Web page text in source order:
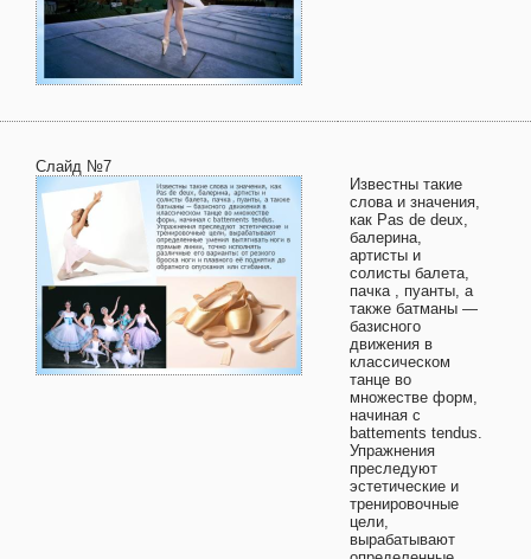
Слайд №7
Известны такие
слова и значения,
как Pas de deux,
балерина,
артисты и
солисты балета,
пачка , пуанты, а
также батманы —
базисного
движения в
классическом
танце во
множестве форм,
начиная с
battements tendus.
Упражнения
преследуют
эстетические и
тренировочные
цели,
вырабатывают